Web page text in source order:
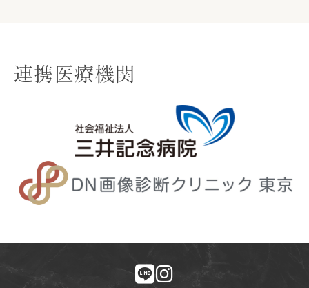
連携医療機関